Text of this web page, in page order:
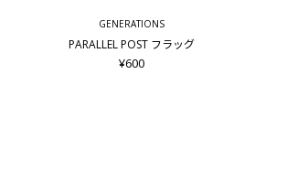
GENERATIONS
PARALLEL POST フラッグ
¥600